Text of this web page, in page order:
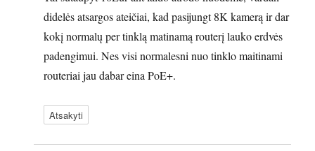
didelės atsargos ateičiai, kad pasijungt 8K kamerą ir dar
kokį normalų per tinklą matinamą routerį lauko erdvės
padengimui. Nes visi normalesni nuo tinklo maitinami
routeriai jau dabar eina PoE+.
Atsakyti